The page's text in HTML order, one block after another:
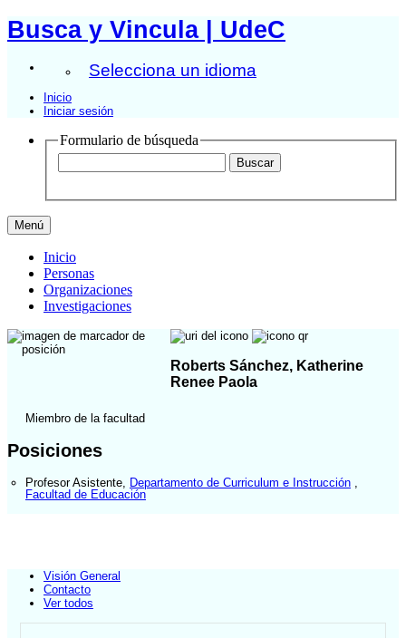
Busca y Vincula | UdeC
Selecciona un idioma
Inicio
Iniciar sesión
Formulario de búsqueda
Menú
Inicio
Personas
Organizaciones
Investigaciones
Roberts Sánchez, Katherine
Renee Paola
Miembro de la facultad
Posiciones
Profesor Asistente Departamento de Curriculum e Instrucción
Facultad de Educación
Visión General
Contacto
Ver todos